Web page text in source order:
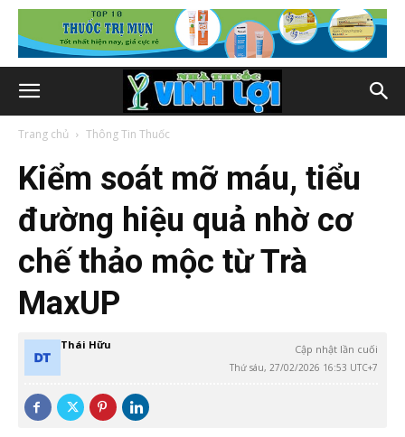
Trang chủ Thông Tin Thuốc
Kiểm soát mỡ máu, tiểu
đường hiệu quả nhờ cơ
chế thảo mộc từ Trà
MaxUP
Thái Hữu Cập nhật lần cuối
Thứ sáu, 27/02/2026 16:53 UTC+7